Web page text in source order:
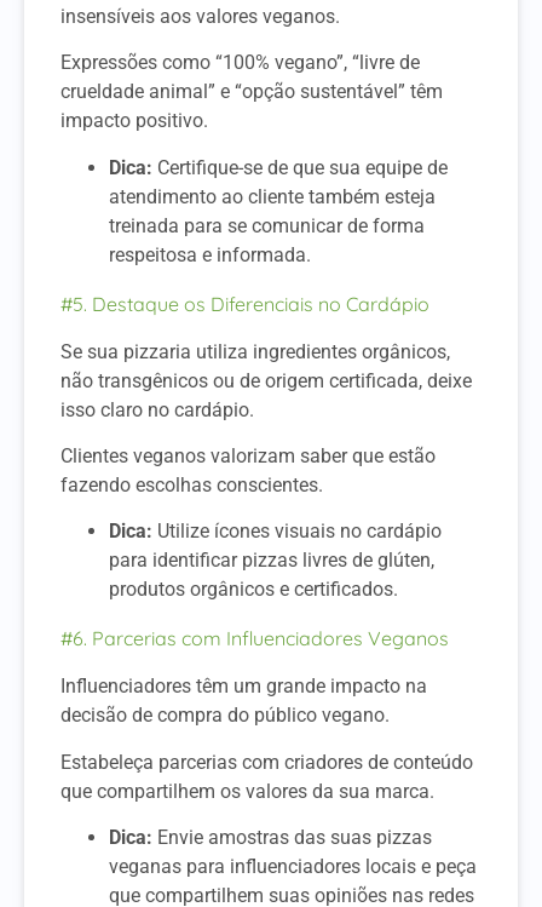
insensíveis aos valores veganos.
Expressões como “100% vegano”, “livre de
crueldade animal” e “opção sustentável” têm
impacto positivo.
Dica: Certifique-se de que sua equipe de
atendimento ao cliente também esteja
treinada para se comunicar de forma
respeitosa e informada.
#5. Destaque os Diferenciais no Cardápio
Se sua pizzaria utiliza ingredientes orgânicos,
não transgênicos ou de origem certificada, deixe
isso claro no cardápio.
Clientes veganos valorizam saber que estão
fazendo escolhas conscientes.
Dica: Utilize ícones visuais no cardápio
para identificar pizzas livres de glúten,
produtos orgânicos e certificados.
#6. Parcerias com Influenciadores Veganos
Influenciadores têm um grande impacto na
decisão de compra do público vegano.
Estabeleça parcerias com criadores de conteúdo
que compartilhem os valores da sua marca.
Dica: Envie amostras das suas pizzas
veganas para influenciadores locais e peça
que compartilhem suas opiniões nas redes